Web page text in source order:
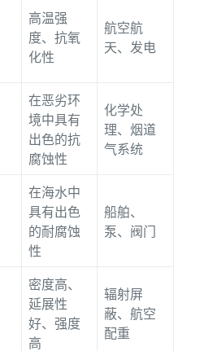
高温强
度、抗氧
化性
航空航
天、发电
在恶劣环
境中具有
出色的抗
腐蚀性
化学处
理、烟道
气系统
在海水中
具有出色
的耐腐蚀
性
船舶、
泵、阀门
密度高、
延展性
好、强度
高
辐射屏
蔽、航空
配重